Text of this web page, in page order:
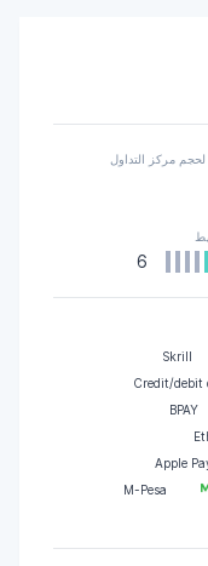
لحجم مركز التداول
6
Skrill
Credit/debit
BPAY
Apple
M-Pesa